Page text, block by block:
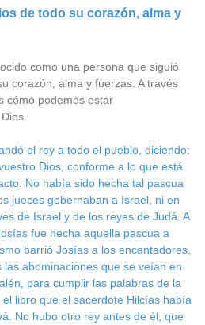
de todo su corazón, alma y
como una persona que siguió
corazón, alma y fuerzas. A través
cómo podemos estar
el rey a todo el pueblo, diciendo:
Dios, conforme a lo que está
No había sido hecha tal pascua
jueces gobernaban a Israel, ni en
de Israel y de los reyes de Judá. A
fue hecha aquella pascua a
barrió Josías a los encantadores,
abominaciones que se veían en
para cumplir las palabras de la
libro que el sacerdote Hilcías había
No hubo otro rey antes de él, que